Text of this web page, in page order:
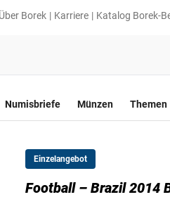
Über Borek Karriere Katalog Borek-
Numisbriefe Münzen Themen
Einzelangebot
Football – Brazil 2014